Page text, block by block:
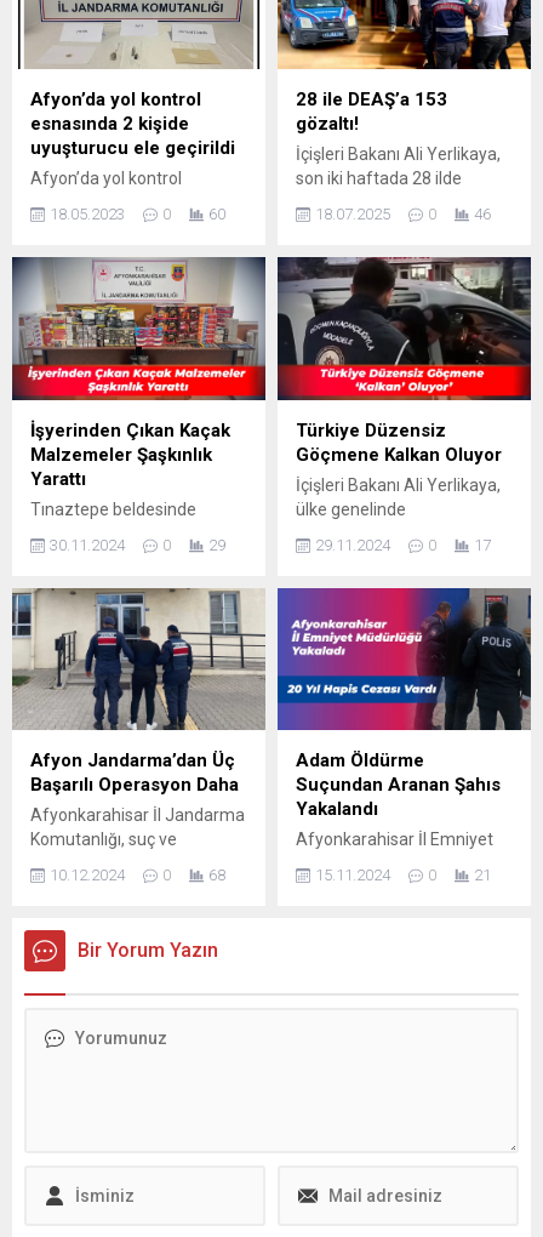
Afyon’da yol kontrol
esnasında 2 kişide
uyuşturucu ele geçirildi
Afyon’da yol kontrol
uyuşturucu ele geçirildi…
Komutanlığı ekipleri
tarafından Bolvadin
ilçesinde Bolvadin – Çay
Devlet Karayolu üzerinde
yapılan yol kontrol ve arama
görevi esnasında
gerçekleştirilen araç ve
şahıs aramaları sonucunda,
T.G. adlı şahsın yapılan kaba
metamfetamin, S.Y. isimli
kişinin ise...
18.05.2023 0 60
28 ile DEAŞ’a 153
gözaltı!
İçişleri Bakanı Ali Yerlikaya,
son iki haftada 28 ilde
düzenlenen DEAŞ
şüphelinin yakalandığını
duyurdu. Şüphelilerin terör
örgütüne üye olduğu, finans
sağladığı ve propaganda
yaptığı tespit edildi. İçişleri
Bakanı Ali Yerlikaya, sosyal
medya hesabından yaptığı
paylaşımda, jandarma
tarafından 28 ilde son iki
haftada DEAŞ terör
örgütüne yönelik...
18.07.2025 0 46
İşyerinden Çıkan Kaçak
Malzemeler Şaşkınlık
Yarattı
Tınaztepe beldesinde
yapan bir işyerinde yapılan
kaçak sigara ve yetkisiz
patlayıcı madde bulundu.
30.11.2024 0 29
Türkiye Düzensiz
Göçmene Kalkan Oluyor
İçişleri Bakanı Ali Yerlikaya,
ülke genelinde
32" operasyonları hakkında
29.11.2024 0 17
Afyon Jandarma’dan Üç
Başarılı Operasyon Daha
Afyonkarahisar İl Jandarma
Komutanlığı, suç ve
yönelik yürüttüğü etkin
ediyor.
10.12.2024 0 68
Adam Öldürme
Suçundan Aranan Şahıs
Yakalandı
Afyonkarahisar İl Emniyet
Adam Öldürme" suçundan
15.11.2024 0 21
Bir Yorum Yazın